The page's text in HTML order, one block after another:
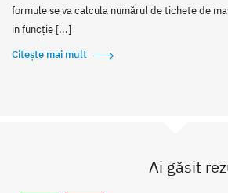
formule se va calcula numărul de tichete de
in funcție [...]
Citește mai mult
Ai găsit